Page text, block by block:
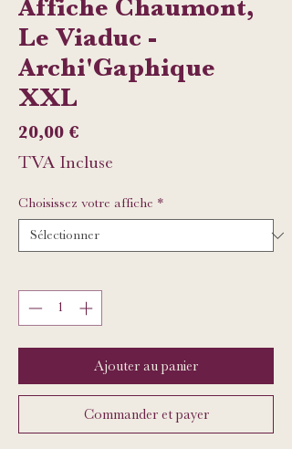
Affiche Chaumont,
Le Viaduc -
Archi'Gaphique
XXL
20,00 €
TVA Incluse
Choisissez votre affiche *
Ajouter au panier
Commander et payer